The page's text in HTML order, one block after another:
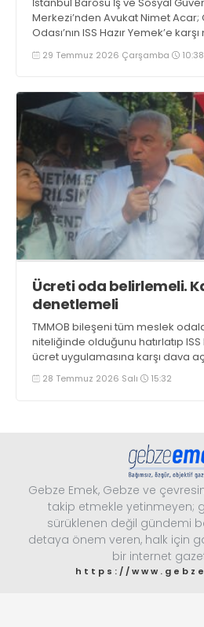
Merkezi’nden Avukat Nimet Acar;
Odası’nın ISS Hazır Yemek’e
yararı, halk sağlığı ve emeğin
dayanışma içinde olacaklarını
29 Temmuz 2026 Çarşamba 10:38
Ücreti oda belirlemeli.
denetlemeli
TMMOB bileşeni tüm meslek
niteliğinde olduğunu hatırlatıp ISS
ücret uygulamasına karşı dava
olmadığını söyleyen ZMO Genel
Kapıkıran, “Taban ücreti odalar
28 Temmuz 2026 Salı 15:32
Gebze Emek, Gebze ve
takip etmekle yetinmeyen;
sürüklenen değil gündemi
detaya önem veren, halk için
bir internet
https://